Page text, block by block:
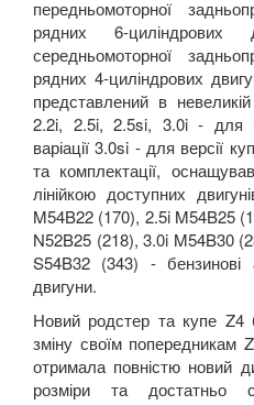
передньомоторної
рядних 6-циліндрових
середньомоторної
рядних 4-циліндрових
представлений в
2.2i, 2.5i, 2.5si, 3.0i - для
варіації 3.0si - для версії
та комплектації,
лінійкою доступних
M54B22 (170), 2.5i M54B25
N52B25 (218), 3.0i M54B30
S54B32 (343) - бензинові
двигуни.
Новий родстер та купе Z4
зміну своїм попередникам
отримала повністю новий
розміри та достатньо